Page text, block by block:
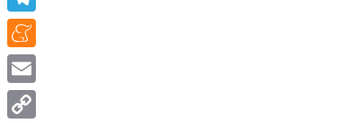
Telegram
Meneame
Email